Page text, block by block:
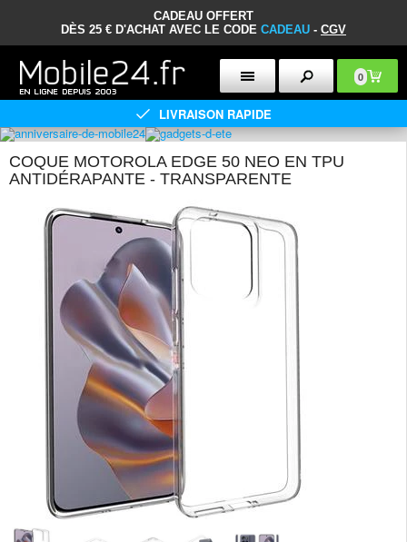
CADEAU OFFERT
DÈS 25 € D'ACHAT AVEC LE CODE CADEAU - CGV
0
LIVRAISON RAPIDE
COQUE MOTOROLA EDGE 50 NEO EN TPU
ANTIDÉRAPANTE - TRANSPARENTE